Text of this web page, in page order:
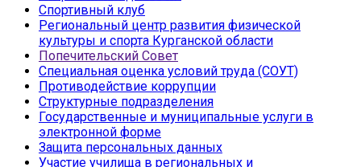
Спортивный клуб
Региональный центр развития физической
культуры и спорта Курганской области
Попечительский Совет
Специальная оценка условий труда (СОУТ)
Противодействие коррупции
Структурные подразделения
Государственные и муниципальные услуги в
электронной форме
Защита персональных данных
Участие училища в региональных и